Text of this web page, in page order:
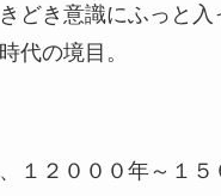
どき意識にふっと
代の境目。
１２０００年～１５